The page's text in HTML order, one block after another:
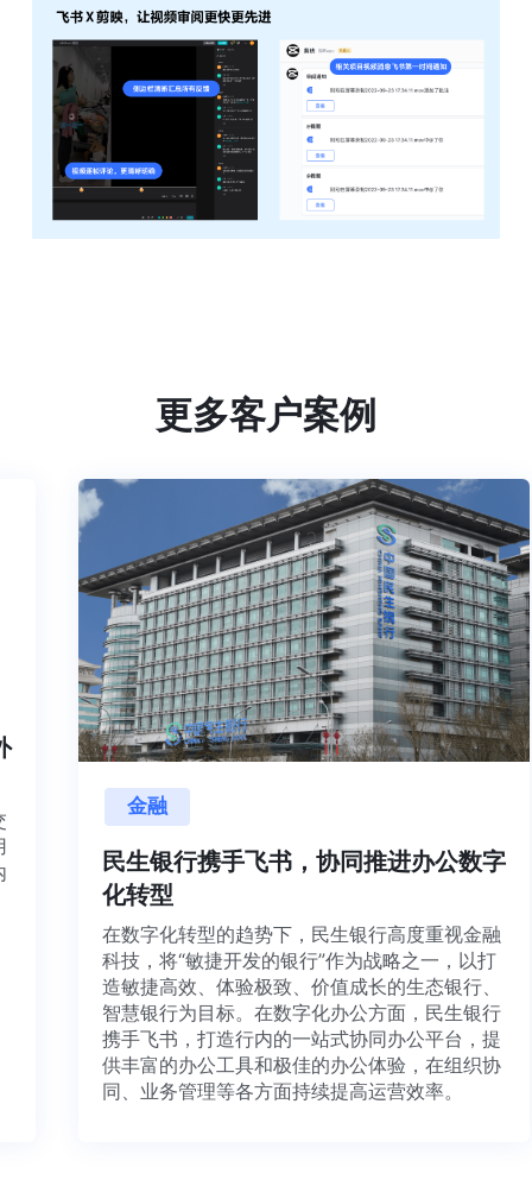
更多客户案例
金融
民生银行携手飞书，协同推进办公数字
化转型
在数字化转型的趋势下，民生银行高度重视金融
科技，将“敏捷开发的银行”作为战略之一，以打
造敏捷高效、体验极致、价值成长的生态银行、
智慧银行为目标。在数字化办公方面，民生银行
携手飞书，打造行内的一站式协同办公平台，提
供丰富的办公工具和极佳的办公体验，在组织协
同、业务管理等各方面持续提高运营效率。